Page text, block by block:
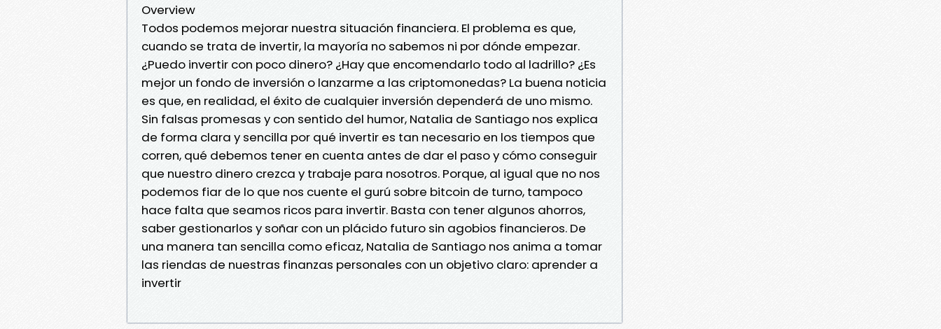
Overview
Todos podemos mejorar nuestra situación financiera. El problema es que,
cuando se trata de invertir, la mayoría no sabemos ni por dónde empezar.
¿Puedo invertir con poco dinero? ¿Hay que encomendarlo todo al ladrillo? ¿Es
mejor un fondo de inversión o lanzarme a las criptomonedas? La buena noticia
es que, en realidad, el éxito de cualquier inversión dependerá de uno mismo.
Sin falsas promesas y con sentido del humor, Natalia de Santiago nos explica
de forma clara y sencilla por qué invertir es tan necesario en los tiempos que
corren, qué debemos tener en cuenta antes de dar el paso y cómo conseguir
que nuestro dinero crezca y trabaje para nosotros. Porque, al igual que no nos
podemos fiar de lo que nos cuente el gurú sobre bitcoin de turno, tampoco
hace falta que seamos ricos para invertir. Basta con tener algunos ahorros,
saber gestionarlos y soñar con un plácido futuro sin agobios financieros. De
una manera tan sencilla como eficaz, Natalia de Santiago nos anima a tomar
las riendas de nuestras finanzas personales con un objetivo claro: aprender a
invertir